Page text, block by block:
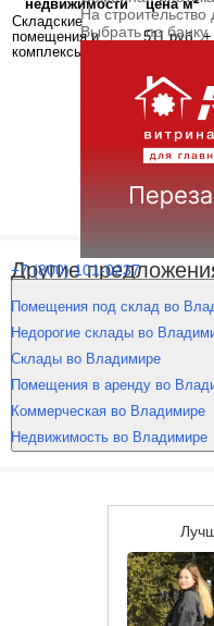
На строительство
Выбрать по банку
+7 (800) 101-0237
недвижимости
цена м
Складские
помещения и
комплексы
511 руб. +
511 руб.
511 руб.
+
459 руб. -
448 руб. -
Другие
Помещения под склад во
Недорогие склады во
Склады во Владимире
Помещения в аренду во
Коммерческая во Владимире
Недвижимость во Владимире